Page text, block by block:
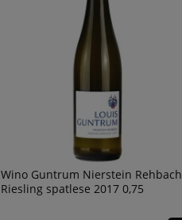
Wino Guntrum Nierstein Rehbach
Riesling spatlese 2017 0,75